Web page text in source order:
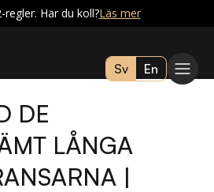
regler. Har du koll?Läs mer
Sv En
DE
LÅNGA
|